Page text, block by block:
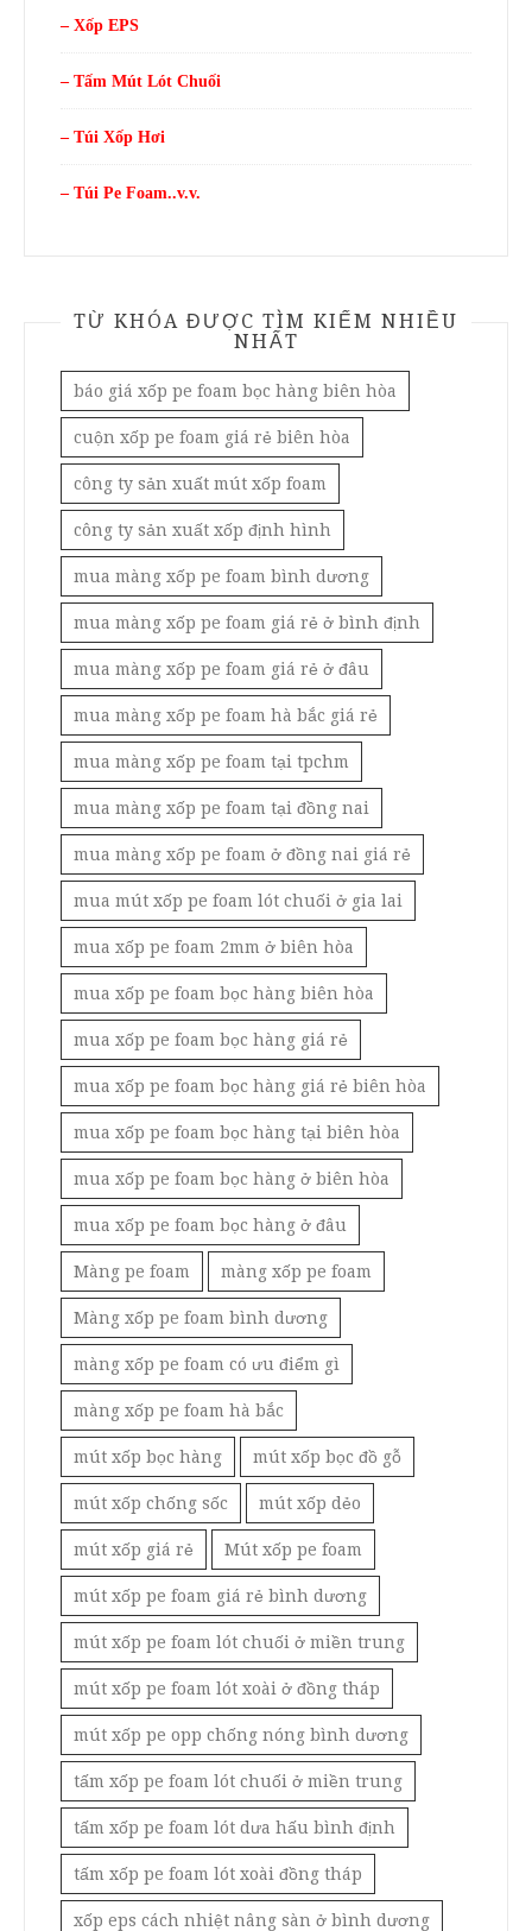
– Xốp EPS
– Tấm Mút Lót Chuối
– Túi Xốp Hơi
– Túi Pe Foam..v.v.
TỪ KHÓA ĐƯỢC TÌM KIẾM NHIỀU
NHẤT
báo giá xốp pe foam bọc hàng biên hòa
cuộn xốp pe foam giá rẻ biên hòa
công ty sản xuất mút xốp foam
công ty sản xuất xốp định hình
mua màng xốp pe foam bình dương
mua màng xốp pe foam giá rẻ ở bình định
mua màng xốp pe foam giá rẻ ở đâu
mua màng xốp pe foam hà bắc giá rẻ
mua màng xốp pe foam tại tpchm
mua màng xốp pe foam tại đồng nai
mua màng xốp pe foam ở đồng nai giá rẻ
mua mút xốp pe foam lót chuối ở gia lai
mua xốp pe foam 2mm ở biên hòa
mua xốp pe foam bọc hàng biên hòa
mua xốp pe foam bọc hàng giá rẻ
mua xốp pe foam bọc hàng giá rẻ biên hòa
mua xốp pe foam bọc hàng tại biên hòa
mua xốp pe foam bọc hàng ở biên hòa
mua xốp pe foam bọc hàng ở đâu
Màng pe foam màng xốp pe foam
Màng xốp pe foam bình dương
màng xốp pe foam có ưu điểm gì
màng xốp pe foam hà bắc
mút xốp bọc hàng mút xốp bọc đồ gỗ
mút xốp chống sốc mút xốp dẻo
mút xốp giá rẻ Mút xốp pe foam
mút xốp pe foam giá rẻ bình dương
mút xốp pe foam lót chuối ở miền trung
mút xốp pe foam lót xoài ở đồng tháp
mút xốp pe opp chống nóng bình dương
tấm xốp pe foam lót chuối ở miền trung
tấm xốp pe foam lót dưa hấu bình định
tấm xốp pe foam lót xoài đồng tháp
xốp eps cách nhiệt nâng sàn ở bình dương